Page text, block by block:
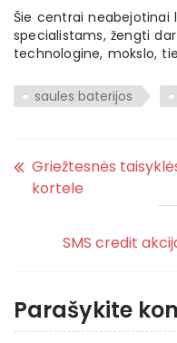
Šie centrai neabejotinai
specialistams, žengti
technologine, mokslo,
saules baterijos
Griežtesnės
kortele
SMS credit
Parašykite